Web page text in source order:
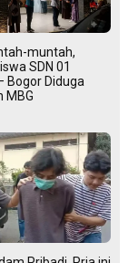
muntah,
SDN 01
Bogor Diduga
MBG